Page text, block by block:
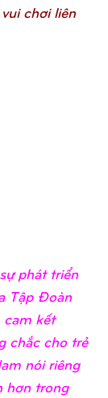
chơi liên
phát triển
Tập Đoàn
kết
chắc cho trẻ
nói riêng
hơn trong